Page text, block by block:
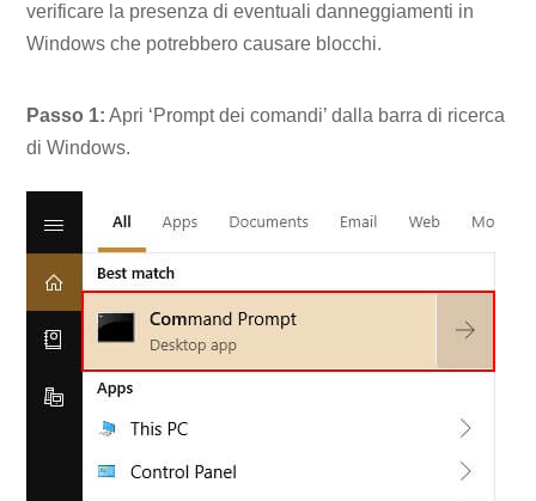
verificare la presenza di eventuali danneggiamenti in
Windows che potrebbero causare blocchi.
Passo 1: Apri ‘Prompt dei comandi’ dalla barra di ricerca
di Windows.